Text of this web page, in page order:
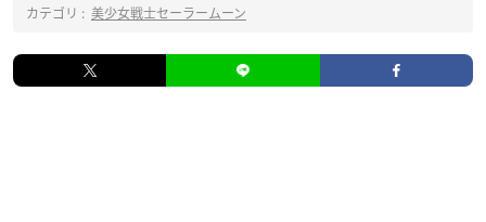
カテゴリ : 美少女戦士セーラームーン